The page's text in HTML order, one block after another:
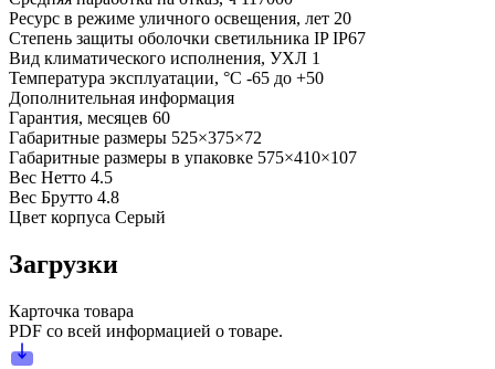
Ресурс в режиме уличного освещения, лет 20
Степень защиты оболочки светильника IP IP67
Вид климатического исполнения, УХЛ 1
Температура эксплуатации, °С -65 до +50
Дополнительная информация
Гарантия, месяцев 60
Габаритные размеры 525×375×72
Габаритные размеры в упаковке 575×410×107
Вес Нетто 4.5
Вес Брутто 4.8
Цвет корпуса Серый
Загрузки
Карточка товара
PDF со всей информацией о товаре.